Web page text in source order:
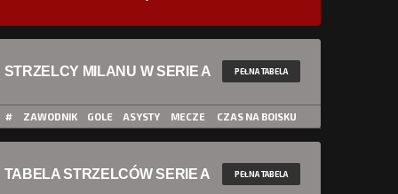
STRZELCY MILANU W SERIE A PEŁNA TABELA
# ZAWODNIK GOLE ASYSTY MECZE CZAS NA BOISKU
TABELA STRZELCÓW SERIE A PEŁNA TABELA